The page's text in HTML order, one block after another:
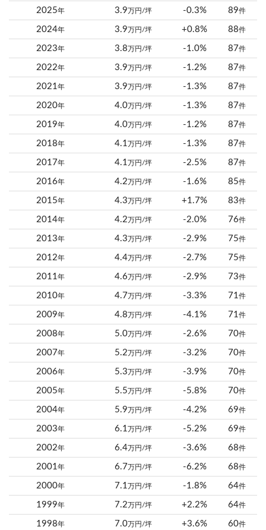
2025年 3.9万円/坪 -0.3% 89件
2024年 3.9万円/坪 +0.8% 88件
2023年 3.8万円/坪 -1.0% 87件
2022年 3.9万円/坪 -1.2% 87件
2021年 3.9万円/坪 -1.3% 87件
2020年 4.0万円/坪 -1.3% 87件
2019年 4.0万円/坪 -1.2% 87件
2018年 4.1万円/坪 -1.3% 87件
2017年 4.1万円/坪 -2.5% 87件
2016年 4.2万円/坪 -1.6% 85件
2015年 4.3万円/坪 +1.7% 83件
2014年 4.2万円/坪 -2.0% 76件
2013年 4.3万円/坪 -2.9% 75件
2012年 4.4万円/坪 -2.7% 75件
2011年 4.6万円/坪 -2.9% 73件
2010年 4.7万円/坪 -3.3% 71件
2009年 4.8万円/坪 -4.1% 71件
2008年 5.0万円/坪 -2.6% 70件
2007年 5.2万円/坪 -3.2% 70件
2006年 5.3万円/坪 -3.9% 70件
2005年 5.5万円/坪 -5.8% 70件
2004年 5.9万円/坪 -4.2% 69件
2003年 6.1万円/坪 -5.2% 69件
2002年 6.4万円/坪 -3.6% 68件
2001年 6.7万円/坪 -6.2% 68件
2000年 7.1万円/坪 -1.8% 64件
1999年 7.2万円/坪 +2.2% 64件
1998年 7.0万円/坪 +3.6% 60件